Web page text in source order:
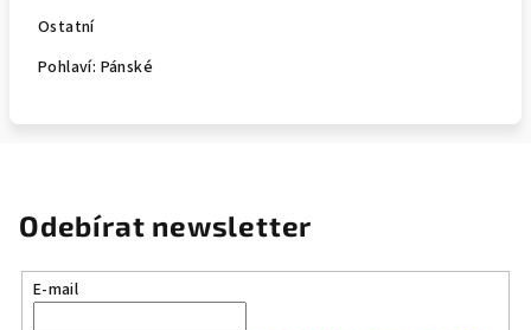
Ostatní
Pohlaví: Pánské
Odebírat newsletter
E-mail